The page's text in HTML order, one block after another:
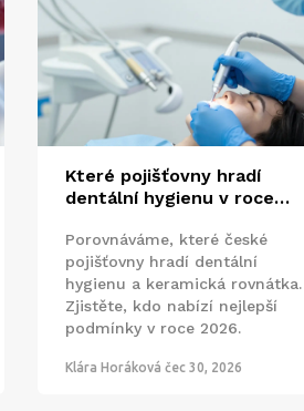
Které pojišťovny hradí
dentální hygienu v roce
Porovnáváme, které české
pojišťovny hradí dentální
hygienu a keramická rovnátka.
Zjistěte, kdo nabízí nejlepší
podmínky v roce 2026.
Klára Horáková čec 30, 2026